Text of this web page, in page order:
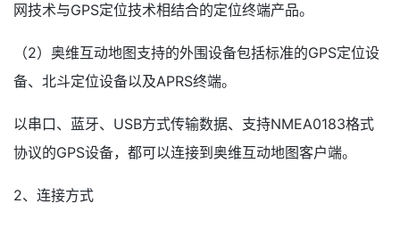
网技术与GPS定位技术相结合的定位终端产品。
（2）奥维互动地图支持的外围设备包括标准的GPS定位设
备、北斗定位设备以及APRS终端。
以串口、蓝牙、USB方式传输数据、支持NMEA0183格式
协议的GPS设备，都可以连接到奥维互动地图客户端。
2、连接方式